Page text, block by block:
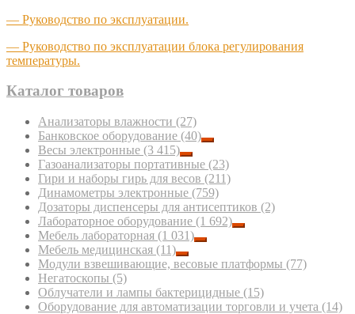
— Руководство по эксплуатации.
— Руководство по эксплуатации блока регулирования
температуры.
Каталог товаров
Анализаторы влажности (27)
Банковское оборудование (40)
Весы электронные (3 415)
Газоанализаторы портативные (23)
Гири и наборы гирь для весов (211)
Динамометры электронные (759)
Дозаторы диспенсеры для антисептиков (2)
Лабораторное оборудование (1 692)
Мебель лабораторная (1 031)
Мебель медицинская (11)
Модули взвешивающие, весовые платформы (77)
Негатоскопы (5)
Облучатели и лампы бактерицидные (15)
Оборудование для автоматизации торговли и учета (14)